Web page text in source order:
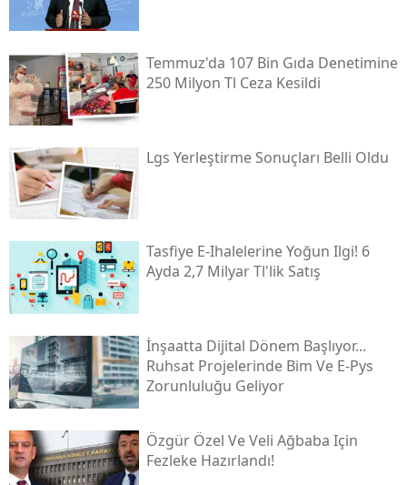
Temmuz'da 107 Bin Gıda Denetimine
250 Milyon Tl Ceza Kesildi
Lgs Yerleştirme Sonuçları Belli Oldu
Tasfiye E-Ihalelerine Yoğun Ilgi! 6
Ayda 2,7 Milyar Tl'lik Satış
İnşaatta Dijital Dönem Başlıyor...
Ruhsat Projelerinde Bim Ve E-Pys
Zorunluluğu Geliyor
Özgür Özel Ve Veli Ağbaba Için
Fezleke Hazırlandı!